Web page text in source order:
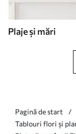
Plaje și mări
Pagină de start
Tablouri flori și